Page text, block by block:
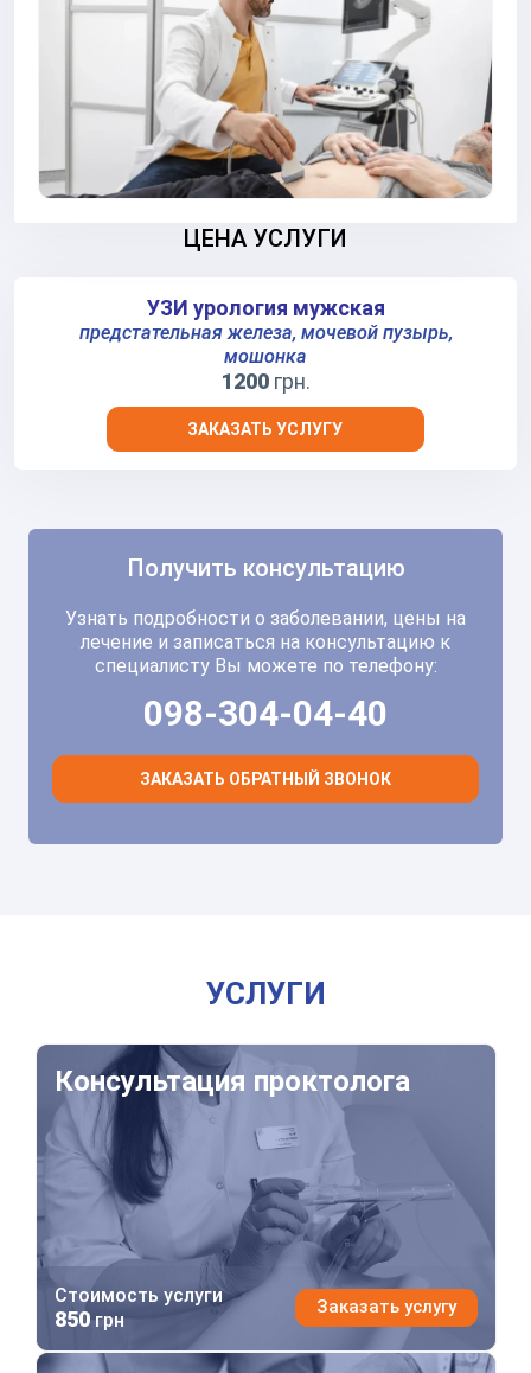
ЦЕНА УСЛУГИ
УЗИ урология мужская
предстательная железа, мочевой пузырь,
мошонка
1200 грн.
ЗАКАЗАТЬ УСЛУГУ
Получить консультацию
Узнать подробности о заболевании, цены на
лечение и записаться на консультацию к
специалисту Вы можете по телефону:
098-304-04-40
ЗАКАЗАТЬ ОБРАТНЫЙ ЗВОНОК
УСЛУГИ
Консультация проктолога
Консультация проктолога
Стоимость услуги
850грн
Заказать услугу
Консультация уролога-андролога